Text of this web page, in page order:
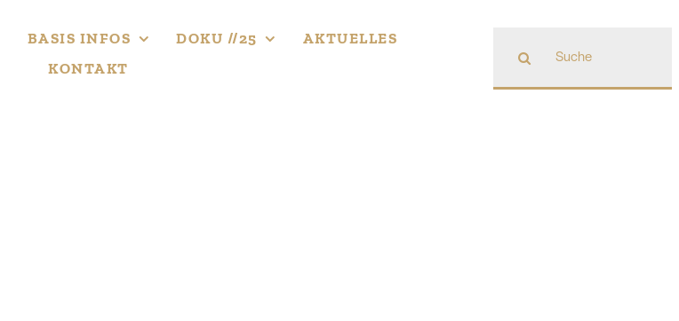
BASIS INFOS DOKU //25
AKTUELLES
KONTAKT
nach: